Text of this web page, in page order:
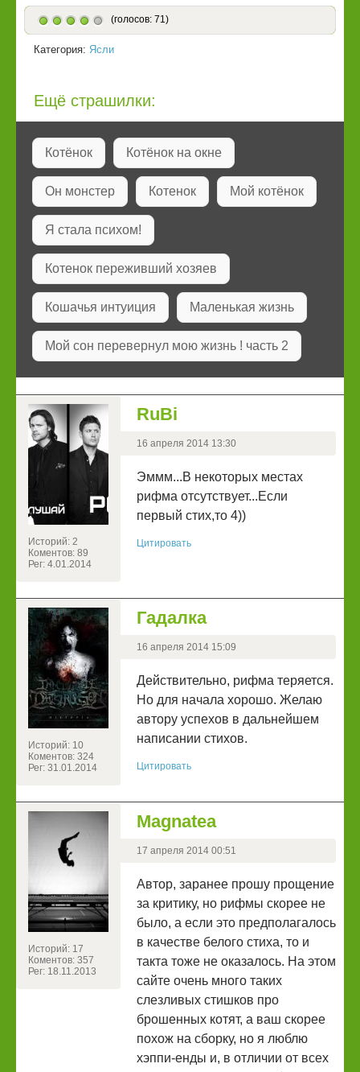
(голосов: 71)
Категория: Ясли
Ещё страшилки:
Котёнок Котёнок на окне
Он монстер Котенок Мой котёнок
Я стала психом!
Котенок переживший хозяев
Кошачья интуиция Маленькая жизнь
Мой сон перевернул мою жизнь ! часть 2
Историй: 2
Коментов: 89
Рег: 4.01.2014
RuBi
16 апреля 2014 13:30
Эммм...В некоторых местах
рифма отсутствует...Если
первый стих,то 4))
Цитировать
Историй: 10
Коментов: 324
Рег: 31.01.2014
Гадалка
16 апреля 2014 15:09
Действительно, рифма теряется.
Но для начала хорошо. Желаю
автору успехов в дальнейшем
написании стихов.
Цитировать
Историй: 17
Коментов: 357
Рег: 18.11.2013
Magnatea
17 апреля 2014 00:51
Автор, заранее прошу прощение
за критику, но рифмы скорее не
было, а если это предполагалось
в качестве белого стиха, то и
такта тоже не оказалось. На этом
сайте очень много таких
слезливых стишков про
брошенных котят, а ваш скорее
похож на сборку, но я люблю
хэппи-енды и, в отличии от всех